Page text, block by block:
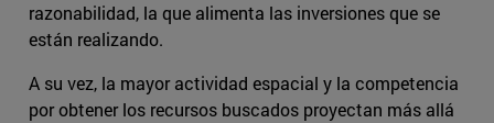
razonabilidad, la que alimenta las inversiones que se
están realizando.
A su vez, la mayor actividad espacial y la competencia
por obtener los recursos buscados proyectan más allá